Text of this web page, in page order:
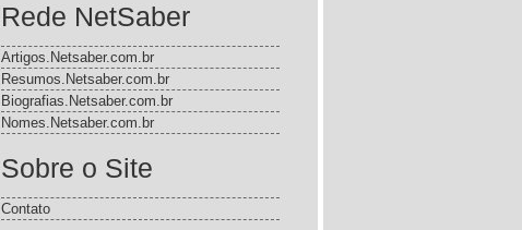
Rede NetSaber
Artigos.Netsaber.com.br
Resumos.Netsaber.com.br
Biografias.Netsaber.com.br
Nomes.Netsaber.com.br
Sobre o Site
Contato